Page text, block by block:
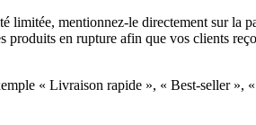
limitée, mentionnez-le directement sur
produits en rupture afin que vos clients
« Livraison rapide », « Best-seller